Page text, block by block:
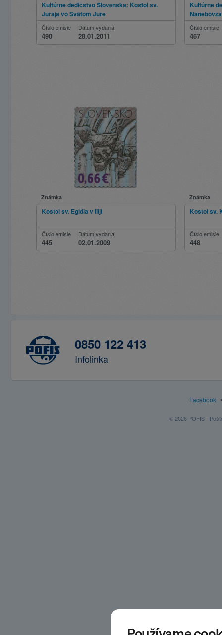
Kultúrne dedičstvo Slovenska: Kostol sv.
Juraja vo Svätom Jure
Číslo emisie
490
Dátum vydania
28.01.2011
Kultúrne
Číslo emisie
467
Známka
Kostol sv. Egídia v Iliji
Číslo emisie
445
Dátum vydania
02.01.2009
Známka
Kostol sv.
Číslo emisie
448
0850 122 413
Infolinka
Facebook
© 2026 POFIS -